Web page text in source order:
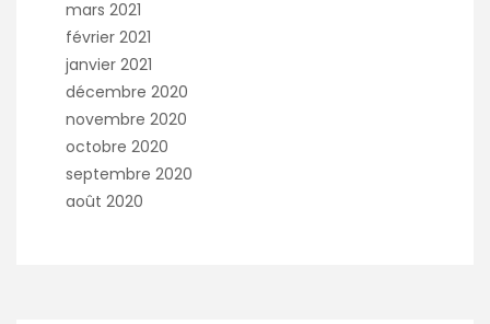
mars 2021
février 2021
janvier 2021
décembre 2020
novembre 2020
octobre 2020
septembre 2020
août 2020